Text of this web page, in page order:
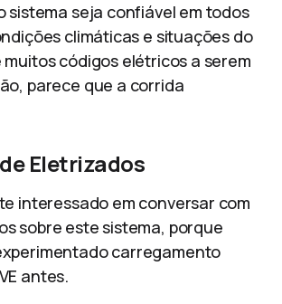
sistema seja confiável em todos
climáticas e situações do
muitos códigos elétricos a serem
parece que a corrida
Eletrizados
interessado em conversar com
sobre este sistema, porque
carregamento
antes.